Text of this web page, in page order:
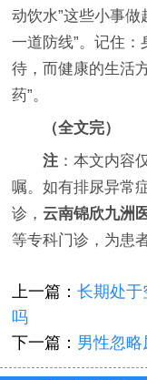
动饮水”这些小事
一道防线”。记住
待，而健康的生活
药”。
（全文完）
注 ：本文内容
嘱。如有排尿异常
诊，云南锦欣九洲
等专科门诊，为患
上一篇：长期处于
吗
下一篇： 男性忽